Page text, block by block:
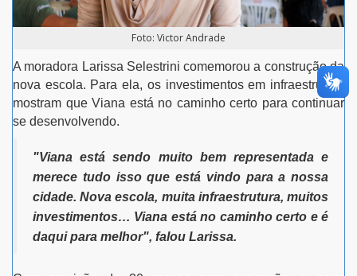
Foto: Victor Andrade
A moradora Larissa Selestrini comemorou a construção da
nova escola. Para ela, os investimentos em infraestrutura
mostram que Viana está no caminho certo para continuar
se desenvolvendo.
"Viana está sendo muito bem representada e
merece tudo isso que está vindo para a nossa
cidade. Nova escola, muita infraestrutura, muitos
investimentos… Viana está no caminho certo e é
daqui para melhor", falou Larissa.